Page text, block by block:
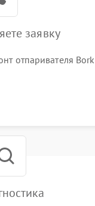
заявку
отпаривателя Bork